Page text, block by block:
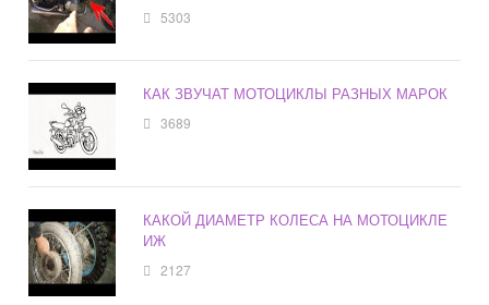
5303
КАК ЗВУЧАТ МОТОЦИКЛЫ РАЗНЫХ МАРОК
3689
КАКОЙ ДИАМЕТР КОЛЕСА НА МОТОЦИКЛЕ
ИЖ
2127